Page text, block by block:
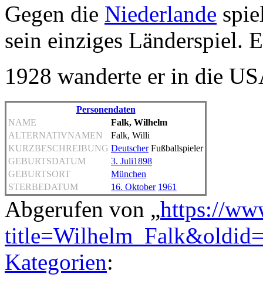
Gegen die Niederlande
sein einziges Länderspiel.
1928 wanderte er in die
Personendaten
NAME
Falk, Wilhelm
ALTERNATIVNAMEN
Falk, Willi
KURZBESCHREIBUNG DeutscherFußballspieler
GEBURTSDATUM
3. Juli1898
GEBURTSORT
München
STERBEDATUM
16. Oktober 1961
Abgerufen von „https://
Kategorien: